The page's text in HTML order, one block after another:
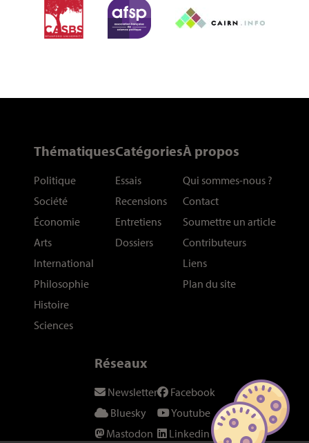
Thématiques
Politique
Société
Économie
Arts
International
Philosophie
Histoire
Sciences
Catégories
Essais
Recensions
Entretiens
Dossiers
À propos
Qui sommes-nous ?
Contact
Soumettre un article
Contributeurs
Liens
Plan du site
Réseaux
Newsletter
Bluesky
Mastodon
Facebook
Youtube
Linkedin